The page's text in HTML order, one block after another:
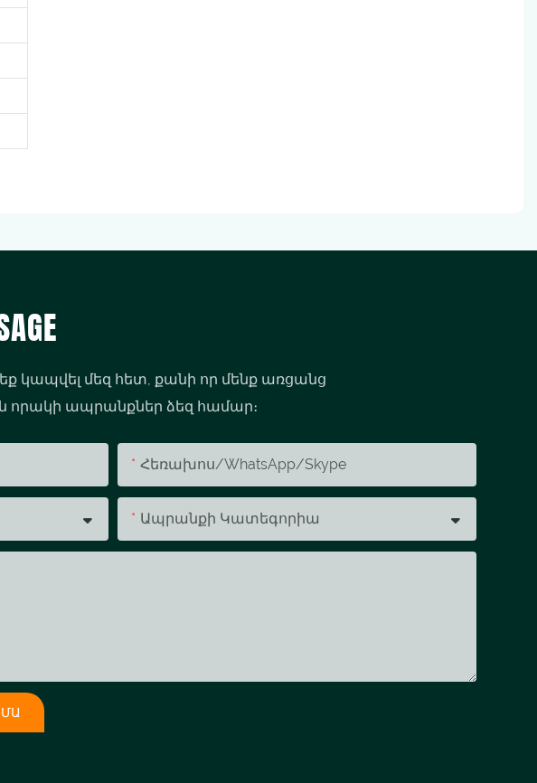
կապվել մեզ հետ, քանի որ մենք առցանց
որակի ապրանքներ ձեզ համար։
Հեռախոս/whatsApp/skype
Ապրանքի Կատեգորիա